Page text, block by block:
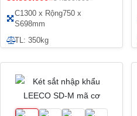
C1300 x Rộng750 x
S698mm
TL: 350kg